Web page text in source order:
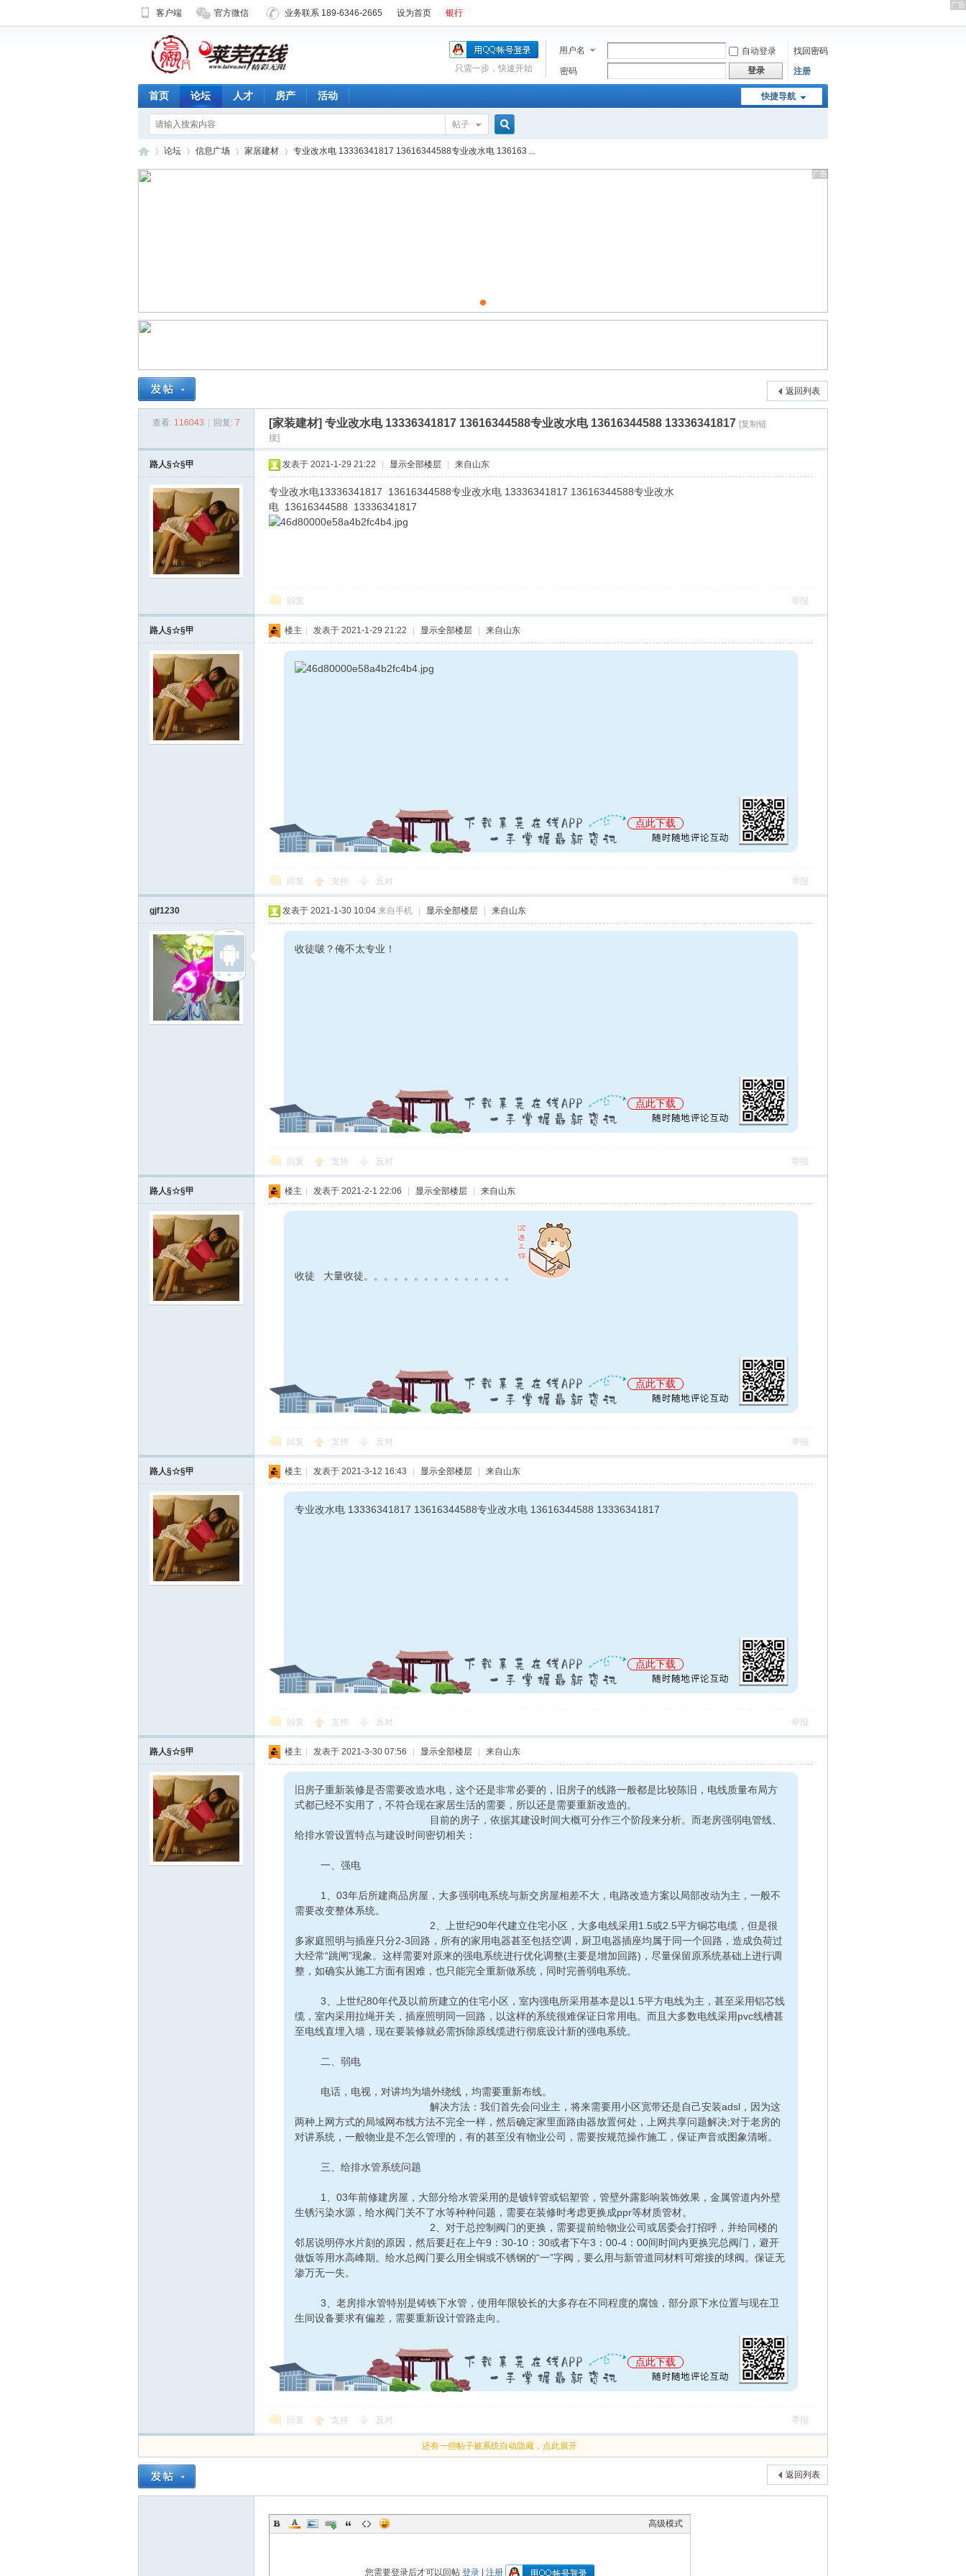
客户端 官方微信 业务联系 189-6346-2665 设为首页 银行
用户名 自动登录
找回密码
密码
登录 注册
只需一步，快速开始
快捷导航
首页 论坛 人才 房产 活动
帖子
搜
线
论坛 信息广场 家居建材 专业改水电 13336341817 13616344588专业改水电 136163 ...
返回列表
查看: 116043 回复: 7 [家装建材] 专业改水电 13336341817 13616344588专业改水电 13616344588 13336341817 [复制链
接]
路人§☆§甲 发表于 2021-1-29 21:22 显示全部楼层 来自山东
专业改水电13336341817 13616344588专业改水电 13336341817 13616344588专业改水
电 13616344588 13336341817
回复 举报
路人§☆§甲 楼主 发表于 2021-1-29 21:22 显示全部楼层 来自山东
点此下载
回复 支持 反对 举报
gjf1230 发表于 2021-1-30 10:04 来自手机 显示全部楼层 来自山东
收徒啵？俺不太专业！
点此下载
回复 支持 反对 举报
路人§☆§甲 楼主 发表于 2021-2-1 22:06 显示全部楼层 来自山东
收徒 大量收徒。。。。。。。。。。。。。。。
点此下载
回复 支持 反对 举报
路人§☆§甲 楼主 发表于 2021-3-12 16:43 显示全部楼层 来自山东
专业改水电 13336341817 13616344588专业改水电 13616344588 13336341817
点此下载
回复 支持 反对 举报
路人§☆§甲 楼主 发表于 2021-3-30 07:56 显示全部楼层 来自山东
旧房子重新装修是否需要改造水电，这个还是非常必要的，旧房子的线路一般都是比较陈旧，电线质量布局方
式都已经不实用了，不符合现在家居生活的需要，所以还是需要重新改造的。
目前的房子，依据其建设时间大概可分作三个阶段来分析。而老房强弱电管线、
给排水管设置特点与建设时间密切相关：
一、强电
1、03年后所建商品房屋，大多强弱电系统与新交房屋相差不大，电路改造方案以局部改动为主，一般不
需要改变整体系统。
2、上世纪90年代建立住宅小区，大多电线采用1.5或2.5平方铜芯电缆，但是很
多家庭照明与插座只分2-3回路，所有的家用电器甚至包括空调，厨卫电器插座均属于同一个回路，造成负荷过
大经常“跳闸”现象。这样需要对原来的强电系统进行优化调整(主要是增加回路)，尽量保留原系统基础上进行调
整，如确实从施工方面有困难，也只能完全重新做系统，同时完善弱电系统。
3、上世纪80年代及以前所建立的住宅小区，室内强电所采用基本是以1.5平方电线为主，甚至采用铝芯线
缆，室内采用拉绳开关，插座照明同一回路，以这样的系统很难保证日常用电。而且大多数电线采用pvc线槽甚
至电线直埋入墙，现在要装修就必需拆除原线缆进行彻底设计新的强电系统。
二、弱电
电话，电视，对讲均为墙外绕线，均需要重新布线。
解决方法：我们首先会问业主，将来需要用小区宽带还是自己安装adsl，因为这
两种上网方式的局域网布线方法不完全一样，然后确定家里面路由器放置何处，上网共享问题解决;对于老房的
对讲系统，一般物业是不怎么管理的，有的甚至没有物业公司，需要按规范操作施工，保证声音或图象清晰。
三、给排水管系统问题
1、03年前修建房屋，大部分给水管采用的是镀锌管或铝塑管，管壁外露影响装饰效果，金属管道内外壁
生锈污染水源，给水阀门关不了水等种种问题，需要在装修时考虑更换成ppr等材质管材。
2、对于总控制阀门的更换，需要提前给物业公司或居委会打招呼，并给同楼的
邻居说明停水片刻的原因，然后要赶在上午9：30-10：30或者下午3：00-4：00间时间内更换完总阀门，避开
做饭等用水高峰期。给水总阀门要么用全铜或不锈钢的“一”字阀，要么用与新管道同材料可熔接的球阀。保证无
渗万无一失。
3、老房排水管特别是铸铁下水管，使用年限较长的大多存在不同程度的腐蚀，部分原下水位置与现在卫
生间设备要求有偏差，需要重新设计管路走向。
点此下载
回复 支持 反对 举报
还有一些帖子被系统自动隐藏，点此展开
返回列表
高级模式
您需要登录后才可以回帖 登录 注册